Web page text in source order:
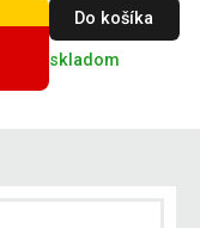
Do košíka
skladom